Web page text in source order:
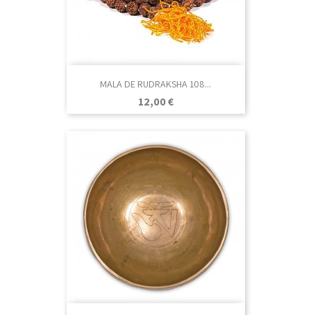
MALA DE RUDRAKSHA 108...
Precio
12,00 €